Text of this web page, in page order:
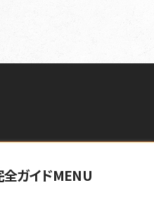
ガイドMENU
前」を